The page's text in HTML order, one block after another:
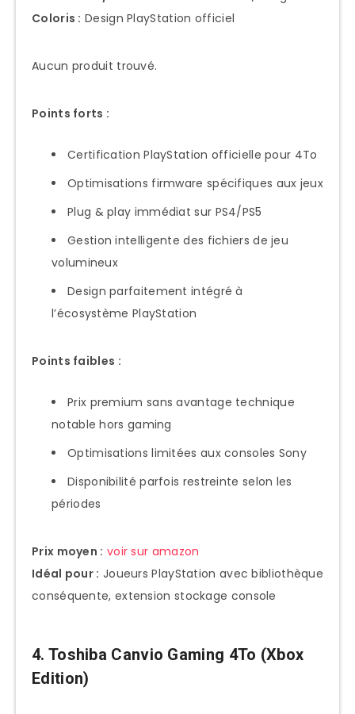
Coloris : Design PlayStation officiel
Aucun produit trouvé.
Points forts :
Certification PlayStation officielle pour 4To
Optimisations firmware spécifiques aux jeux
Plug & play immédiat sur PS4/PS5
Gestion intelligente des fichiers de jeu
volumineux
Design parfaitement intégré à
l’écosystème PlayStation
Points faibles :
Prix premium sans avantage technique
notable hors gaming
Optimisations limitées aux consoles Sony
Disponibilité parfois restreinte selon les
périodes
Prix moyen : voir sur amazon
Idéal pour : Joueurs PlayStation avec bibliothèque
conséquente, extension stockage console
4. Toshiba Canvio Gaming 4To (Xbox
Edition)